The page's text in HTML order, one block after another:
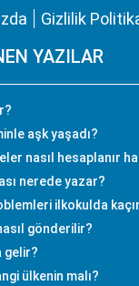
Gizlilik
YAZILAR
aşk yaşadı?
nasıl hesaplanır
nerede yazar?
ilkokulda
gönderilir?
gelir?
ülkenin malı?